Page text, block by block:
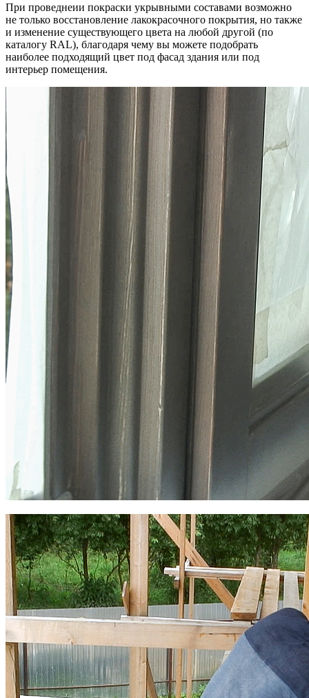
При проведнеии покраски укрывными составами возможно
не только восстановление лакокрасочного покрытия, но также
и изменение существующего цвета на любой другой (по
каталогу RAL), благодаря чему вы можете подобрать
наиболее подходящий цвет под фасад здания или под
интерьер помещения.